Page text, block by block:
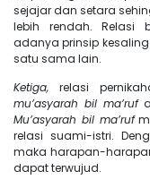
sejajar dan setara
lebih rendah. Relasi
adanya prinsip
satu sama lain.
Ketiga, relasi
mu’asyarah bil ma’ruf
Mu’asyarah bil ma’ruf
relasi suami-istri.
maka harapan-
dapat terwujud.